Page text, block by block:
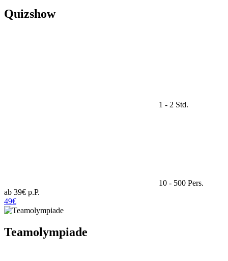
Quizshow
1 - 2 Std.
10 - 500 Pers.
ab 39€ p.P.
49€
Teamolympiade